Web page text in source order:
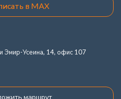
в MAX
Эмир-Усеина, 14, офис 107
маршрут